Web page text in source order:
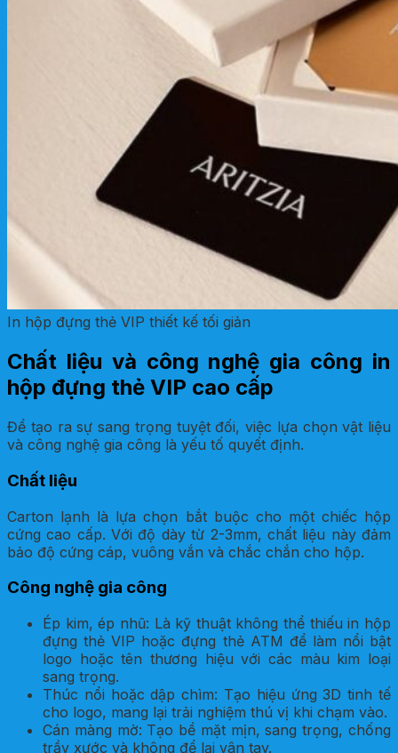
In hộp đựng thẻ VIP thiết kế tối giản
Chất liệu và công nghệ gia công in
hộp đựng thẻ VIP cao cấp
Để tạo ra sự sang trọng tuyệt đối, việc lựa chọn vật liệu
và công nghệ gia công là yếu tố quyết định.
Chất liệu
Carton lạnh là lựa chọn bắt buộc cho một chiếc hộp
cứng cao cấp. Với độ dày từ 2-3mm, chất liệu này đảm
bảo độ cứng cáp, vuông vắn và chắc chắn cho hộp.
Công nghệ gia công
Ép kim, ép nhũ: Là kỹ thuật không thể thiếu in hộp
đựng thẻ VIP hoặc đựng thẻ ATM để làm nổi bật
logo hoặc tên thương hiệu với các màu kim loại
sang trọng.
Thúc nổi hoặc dập chìm: Tạo hiệu ứng 3D tinh tế
cho logo, mang lại trải nghiệm thú vị khi chạm vào.
Cán màng mờ: Tạo bề mặt mịn, sang trọng, chống
trầy xước và không để lại vân tay.